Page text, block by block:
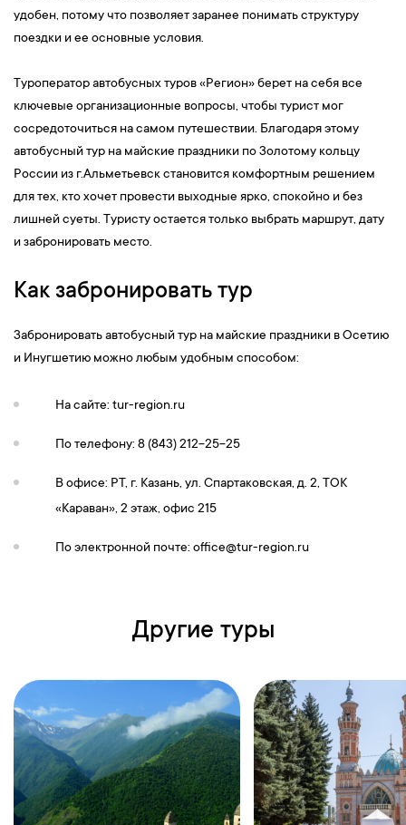
удобен, потому что позволяет заранее понимать структуру
поездки и ее основные условия.
Туроператор автобусных туров «Регион» берет на себя все
ключевые организационные вопросы, чтобы турист мог
сосредоточиться на самом путешествии. Благодаря этому
автобусный тур на майские праздники по Золотому кольцу
России из г.Альметьевск становится комфортным решением
для тех, кто хочет провести выходные ярко, спокойно и без
лишней суеты. Туристу остается только выбрать маршрут, дату
и забронировать место.
Как забронировать тур
Забронировать автобусный тур на майские праздники в Осетию
и Инугшетию можно любым удобным способом:
На сайте: tur-region.ru
По телефону: 8 (843) 212-25-25
В офисе: РТ, г. Казань, ул. Спартаковская, д. 2, ТОК
«Караван», 2 этаж, офис 215
По электронной почте: office@tur-region.ru
Другие туры